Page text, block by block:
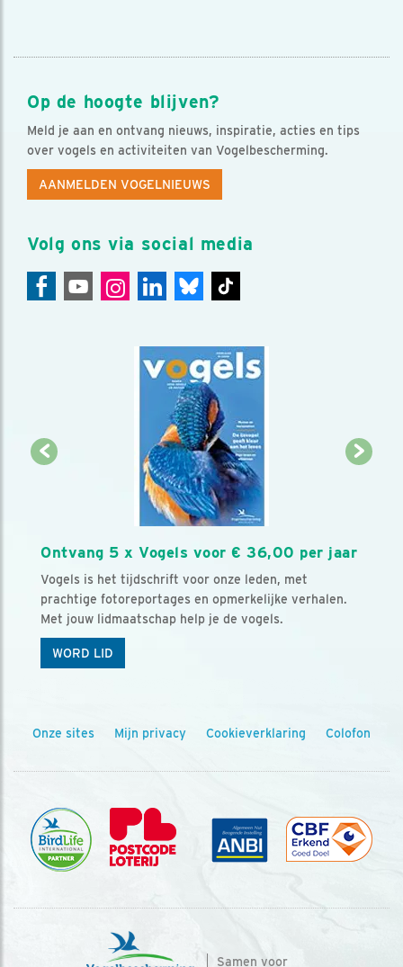
Op de hoogte blijven?
Meld je aan en ontvang nieuws, inspiratie, acties en tips
over vogels en activiteiten van Vogelbescherming.
AANMELDEN VOGELNIEUWS
Volg ons via social media
Ontvang 5 x Vogels voor € 36,00 per jaar
Vogels is het tijdschrift voor onze leden, met
prachtige fotoreportages en opmerkelijke verhalen.
Met jouw lidmaatschap help je de vogels.
WORD LID
Onze sites Mijn privacy Cookieverklaring Colofon
Samen voor